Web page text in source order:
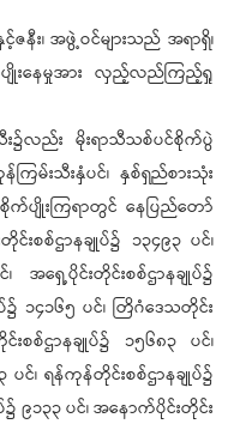
နီး၊ အဖွဲ့ဝင်များသည် အရာရှိ၊
ပျိုးနေမှုအား လှည့်လည်ကြည့်ရှု
၌လည်း မိုးရာသီသစ်ပင်စိုက်ပွဲ
ြမ်းသီးနှံပင်၊ နှစ်ရှည်စားသုံး
က်ပျိုးကြရာတွင် နေပြည်တော်
င်းစစ်ဌာနချုပ်၌ ၁၃၄၉၃ ပင်၊
အရှေ့ပိုင်းတိုင်းစစ်ဌာနချုပ်၌
၁၄၁၆၅ ပင်၊ တြိဂံဒေသတိုင်း
စစ်ဌာနချုပ်၌ ၁၅၆၈၃ ပင်၊
ပင်၊ ရန်ကုန်တိုင်းစစ်ဌာနချုပ်၌
၉၁၃၃ ပင်၊ အနောက်ပိုင်းတိုင်း